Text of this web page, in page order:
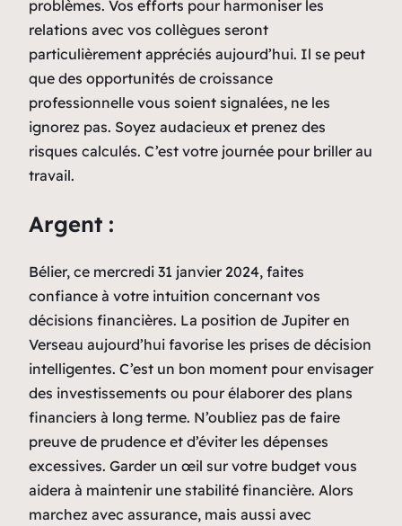
problèmes. Vos efforts pour harmoniser les
relations avec vos collègues seront
particulièrement appréciés aujourd’hui. Il se peut
que des opportunités de croissance
professionnelle vous soient signalées, ne les
ignorez pas. Soyez audacieux et prenez des
risques calculés. C’est votre journée pour briller au
travail.
Argent :
Bélier, ce mercredi 31 janvier 2024, faites
confiance à votre intuition concernant vos
décisions financières. La position de Jupiter en
Verseau aujourd’hui favorise les prises de décision
intelligentes. C’est un bon moment pour envisager
des investissements ou pour élaborer des plans
financiers à long terme. N’oubliez pas de faire
preuve de prudence et d’éviter les dépenses
excessives. Garder un œil sur votre budget vous
aidera à maintenir une stabilité financière. Alors
marchez avec assurance, mais aussi avec